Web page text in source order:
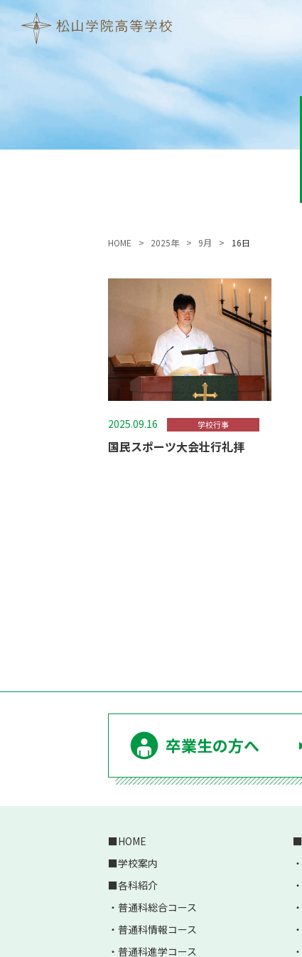
HOME 2025年 9月 16日
2025.09.16 学校行事
国民スポーツ大会壮行礼拝
卒業生の方へ
HOME
学校案内
各科紹介
普通科総合コース
普通科情報コース
普通科進学コース